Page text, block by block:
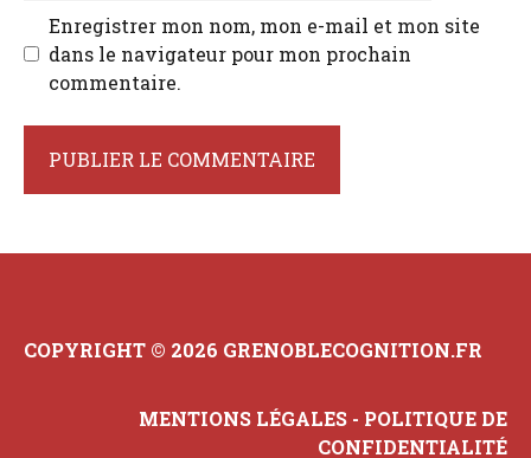
Enregistrer mon nom, mon e-mail et mon site
dans le navigateur pour mon prochain
commentaire.
COPYRIGHT © 2026 GRENOBLECOGNITION.FR
MENTIONS LÉGALES - POLITIQUE DE
CONFIDENTIALITÉ